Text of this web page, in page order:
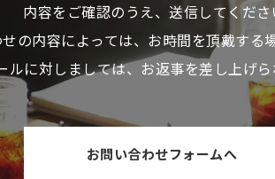
内容をご確認のうえ、送信してくださ
の内容によっては、お時間を頂戴する
ルに対しましては、お返事を差し上げ
お問い合わせフォームへ